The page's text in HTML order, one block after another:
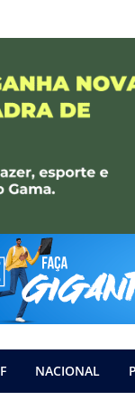
NACIONAL